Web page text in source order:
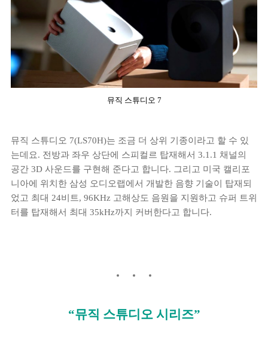
뮤직 스튜디오 7
뮤직 스튜디오 7(LS70H)는 조금 더 상위 기종이라고 할 수 있
는데요. 전방과 좌우 상단에 스피컬르 탑재해서 3.1.1 채널의
공간 3D 사운드를 구현해 준다고 합니다. 그리고 미국 캘리포
니아에 위치한 삼성 오디오랩에서 개발한 음향 기술이 탑재되
었고 최대 24비트, 96KHz 고해상도 음원을 지원하고 슈퍼 트위
터를 탑재해서 최대 35kHz까지 커버한다고 합니다.
“뮤직 스튜디오 시리즈”